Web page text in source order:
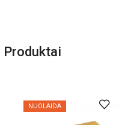
Produktai
NUOLAIDA